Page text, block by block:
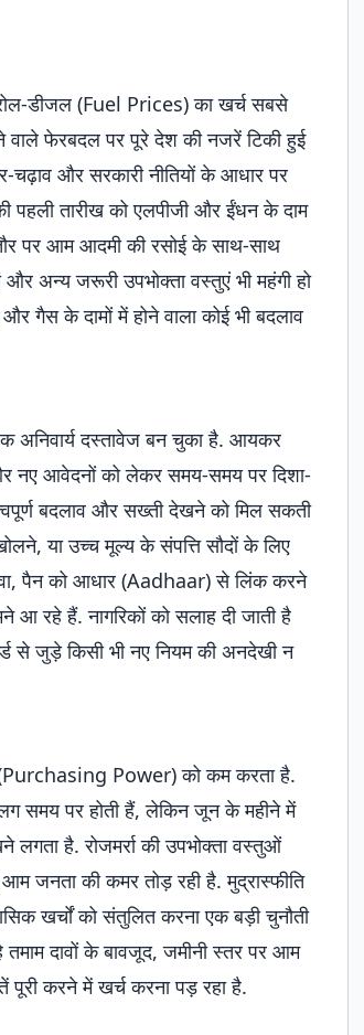
डीजल (Fuel Prices) का खर्च सबसे
वाले फेरबदल पर पूरे देश की नजरें टिकी हुई
चढ़ाव और सरकारी नीतियों के आधार पर
तारीख को एलपीजी और ईंधन के दाम
पर आम आदमी की रसोई के साथ-साथ
अन्य जरूरी उपभोक्ता वस्तुएं भी महंगी हो
गैस के दामों में होने वाला कोई भी बदलाव
अनिवार्य दस्तावेज बन चुका है. आयकर
नए आवेदनों को लेकर समय-समय पर दिशा-
बदलाव और सख्ती देखने को मिल सकती
या उच्च मूल्य के संपत्ति सौदों के लिए
पैन को आधार (Aadhaar) से लिंक करने
रहे हैं. नागरिकों को सलाह दी जाती है
से जुड़े किसी भी नए नियम की अनदेखी न
(Purchasing Power) को कम करता है.
समय पर होती हैं, लेकिन जून के महीने में
है. रोजमर्रा की उपभोक्ता वस्तुओं
आम जनता की कमर तोड़ रही है. मुद्रास्फीति
खर्चों को संतुलित करना एक बड़ी चुनौती
तमाम दावों के बावजूद, जमीनी स्तर पर आम
पूरी करने में खर्च करना पड़ रहा है.